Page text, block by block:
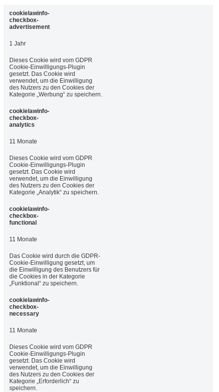
cookielawinfo-
checkbox-
advertisement
1 Jahr
Dieses Cookie wird vom GDPR
Cookie-Einwilligungs-Plugin
gesetzt. Das Cookie wird
verwendet, um die Einwilligung
des Nutzers zu den Cookies der
Kategorie „Werbung“ zu speichern.
cookielawinfo-
checkbox-
analytics
11 Monate
Dieses Cookie wird vom GDPR
Cookie-Einwilligungs-Plugin
gesetzt. Das Cookie wird
verwendet, um die Einwilligung
des Nutzers zu den Cookies der
Kategorie „Analytik“ zu speichern.
cookielawinfo-
checkbox-
functional
11 Monate
Das Cookie wird durch die GDPR-
Cookie-Einwilligung gesetzt, um
die Einwilligung des Benutzers für
die Cookies in der Kategorie
„Funktional“ zu speichern.
cookielawinfo-
checkbox-
necessary
11 Monate
Dieses Cookie wird vom GDPR
Cookie-Einwilligungs-Plugin
gesetzt. Das Cookie wird
verwendet, um die Einwilligung
des Nutzers zu den Cookies der
Kategorie „Erforderlich“ zu
speichern.